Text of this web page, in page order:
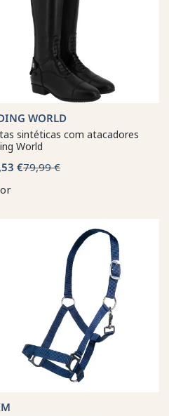
WORLD
sintéticas com atacadores
World
€79,99 €